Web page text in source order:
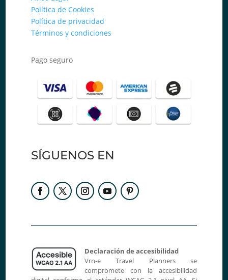
Política de Cookies
Política de privacidad
Términos y condiciones
Pago seguro
SÍGUENOS EN
Declaración de accesibilidad
Vrn‑e Travel Planners se
compromete con la accesibilidad